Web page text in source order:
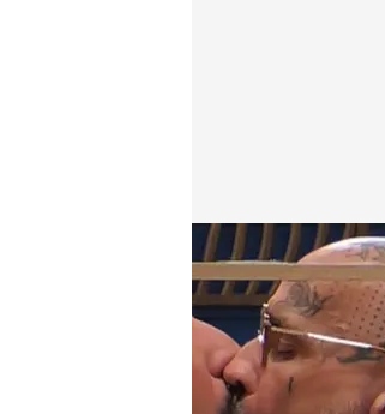
Gonzalo y Frantxu han
First Dates
16 ABR 2025 -
Gonzalo